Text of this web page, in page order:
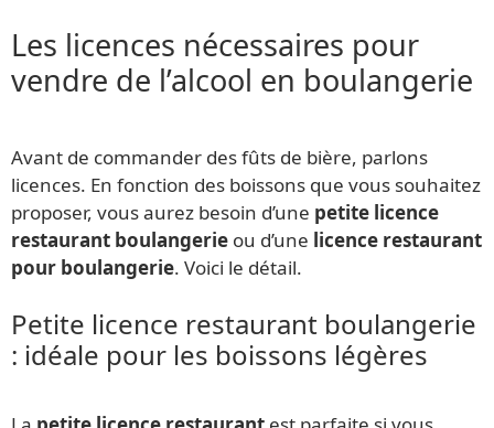
Les licences nécessaires pour
vendre de l’alcool en boulangerie
Avant de commander des fûts de bière, parlons
licences. En fonction des boissons que vous souhaitez
proposer, vous aurez besoin d’une petite licence
restaurant boulangerie ou d’une licence restaurant
pour boulangerie. Voici le détail.
Petite licence restaurant boulangerie
: idéale pour les boissons légères